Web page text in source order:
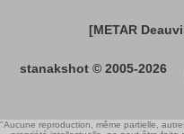
[METAR
stanakshot © 2005-2026
"Aucune reproduction, même partielle,